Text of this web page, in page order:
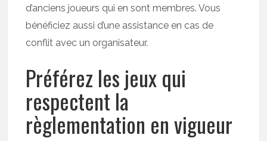
d’anciens joueurs qui en sont membres. Vous
bénéficiez aussi d’une assistance en cas de
conflit avec un organisateur.
Préférez les jeux qui
respectent la
règlementation en vigueur